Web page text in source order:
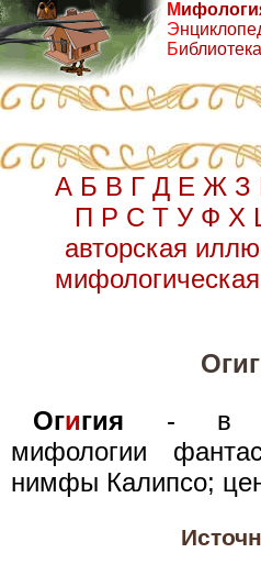
М
Э
Библиотека
А Б В Г Д Е Ж З
П Р С Т У Ф Х
авторская
Огигия - в
мифологии
нимфы Калипсо;